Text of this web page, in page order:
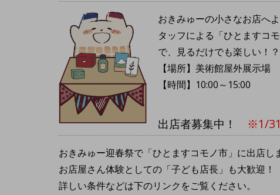
おきみゅーの小さなお店へ
タッフによる「ひとますコ
で、見るだけでも楽しい！？
【場所】美術館屋外展示
【時間】10:00～15:00
出店者募集中！ ※1/
おきみゅー迎春祭で「ひとますコモノ市」に出店し
お店屋さん体験としての「子ども店長」も大歓迎！
詳しい条件などは下のリンクをご覧ください。